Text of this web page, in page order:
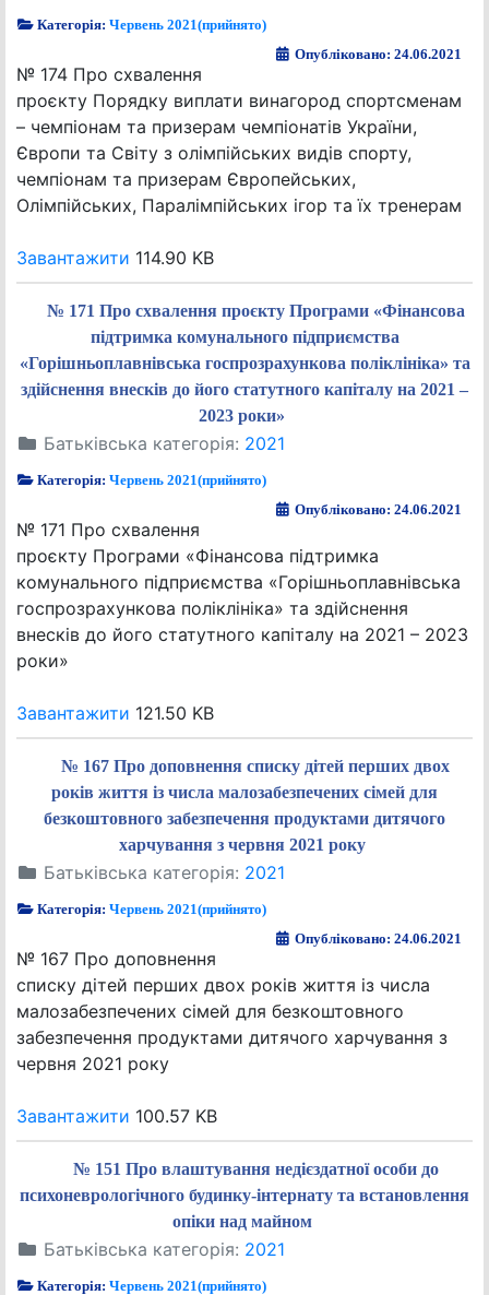
Категорія:Червень 2021(прийнято)
Опубліковано: 24.06.2021
№ 174 Про схвалення
проєкту Порядку виплати винагород спортсменам
– чемпіонам та призерам чемпіонатів України,
Європи та Світу з олімпійських видів спорту,
чемпіонам та призерам Європейських,
Олімпійських, Паралімпійських ігор та їх тренерам
Завантажити 114.90 KB
№ 171 Про схвалення проєкту Програми «Фінансова
підтримка комунального підприємства
«Горішньоплавнівська госпрозрахункова поліклініка» та
здійснення внесків до його статутного капіталу на 2021 –
2023 роки»
Батьківська категорія: 2021
Категорія:Червень 2021(прийнято)
Опубліковано: 24.06.2021
№ 171 Про схвалення
проєкту Програми «Фінансова підтримка
комунального підприємства «Горішньоплавнівська
госпрозрахункова поліклініка» та здійснення
внесків до його статутного капіталу на 2021 – 2023
роки»
Завантажити 121.50 KB
№ 167 Про доповнення списку дітей перших двох
років життя із числа малозабезпечених сімей для
безкоштовного забезпечення продуктами дитячого
харчування з червня 2021 року
Батьківська категорія: 2021
Категорія:Червень 2021(прийнято)
Опубліковано: 24.06.2021
№ 167 Про доповнення
списку дітей перших двох років життя із числа
малозабезпечених сімей для безкоштовного
забезпечення продуктами дитячого харчування з
червня 2021 року
Завантажити 100.57 KB
№ 151 Про влаштування недієздатної особи до
психоневрологічного будинку-інтернату та встановлення
опіки над майном
Батьківська категорія: 2021
Категорія:Червень 2021(прийнято)